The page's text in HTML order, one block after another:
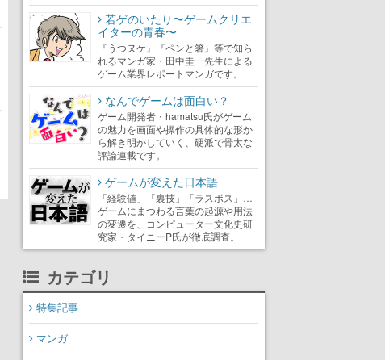
若ゲのいたり〜ゲームクリエ
イターの青春〜
『うつヌケ』『ペンと箸』等で知ら
れるマンガ家・田中圭一先生による
ゲーム業界レポートマンガです。
なんでゲームは面白い？
ゲーム開発者・hamatsu氏がゲーム
の魅力を画面や操作の具体的な形か
ら解き明かしていく、硬派で骨太な
評論連載です。
ゲームが変えた日本語
「経験値」「裏技」「ラスボス」…
ゲームにまつわる言葉の起源や用法
の変遷を、コンピューター文化史研
究家・タイニーP氏が徹底調査。
カテゴリ
特集記事
マンガ